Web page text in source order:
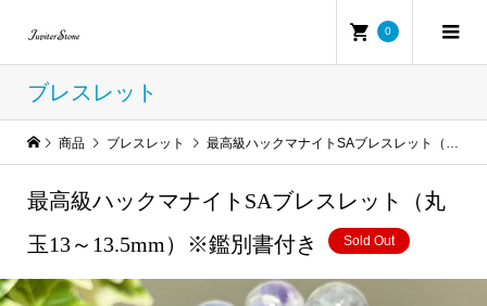
0
ブレスレット
商品 ブレスレット 最高級ハックマナイトSAブレスレット（丸玉13～13.5mm）※鑑別書付き
最高級ハックマナイトSAブレスレット（丸
玉13～13.5mm）※鑑別書付き
Sold Out